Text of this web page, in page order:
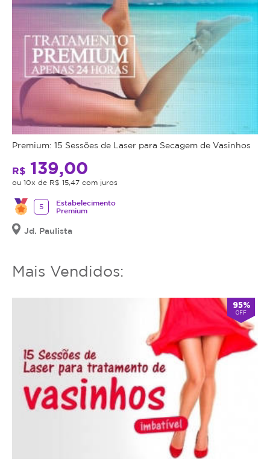
Premium: 15 Sessões de Laser para Secagem de Vasinhos
R$ 139,00
ou 10x de R$ 15,47 com juros
5
Estabelecimento
Premium
Jd. Paulista
Mais Vendidos:
95%
OFF